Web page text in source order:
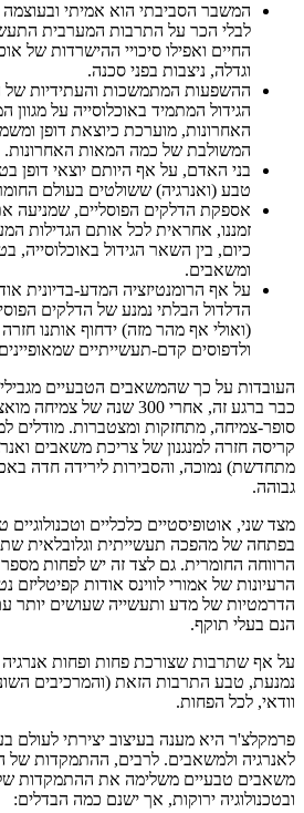
המשבר הסביבתי הוא אמיתי
לבלי הכר על התרבות המערבית
החיים ואפילו סיכויי ההישרדות של
וגדלה, ניצבות בפני סכנה.
ההשפעות המתמשכות והעתידיות של
הגידול המתמיד באוכלוסייה על מגוון
האחרונות, מוערכת כיוצאת דופן
המשולבת של כמה המאות האחרונות.
בני האדם, על אף היותם יוצאי דופן
טבע (ואנרגיה) ששולטים בעולם
אספקת הדלקים הפוסליים, שמניעה
זמננו, אחראית לכל אותם הגדילות
כיום, בין השאר הגידול באוכלוסייה,
ומשאבים.
על אף הרומנטיזציה המדע-בדיונית
הדלדול הבלתי נמנע של הדלקים
(ואולי אף מהר מזה) ידחוף אותנו
ולדפוסים קדם-תעשייתיים
העובדות על כך שהמשאבים הטבעיים
סופר-צמיחה, מתחזקות ומצטברות. מודלים
קריסה חזרה למנגנון של צריכת משאבים
מתחדשת) נמוכה, והסבירות לירידה חדה
גבוהה.
מצד שני, אוטופיסטיים כלכליים וטכנולוגיים
בפתחה של מהפכה תעשייתית וגלובלאית
הרווחה החומרית. גם לצד זה יש לפחות
הרעיונות של אמורי לווינס אודות קפיטליזם
הדרמטיות של מדע ותעשייה שעושים יותר
הנם בעלי תוקף.
על אף שתרבות שצורכת פחות ופחות
נמנעת, טבע התרבות הזאת (והמרכיבים
וודאי, לכל הפחות.
פרמקלצ'ר היא מענה בעיצוב יצירתי לעולם
לאנרגיה ולמשאבים. לרבים, ההתמקדות של
משאבים טבעיים משלימה את ההתמקדות
ובטכנולוגיה ירוקות, אך ישנם כמה הבדלים: